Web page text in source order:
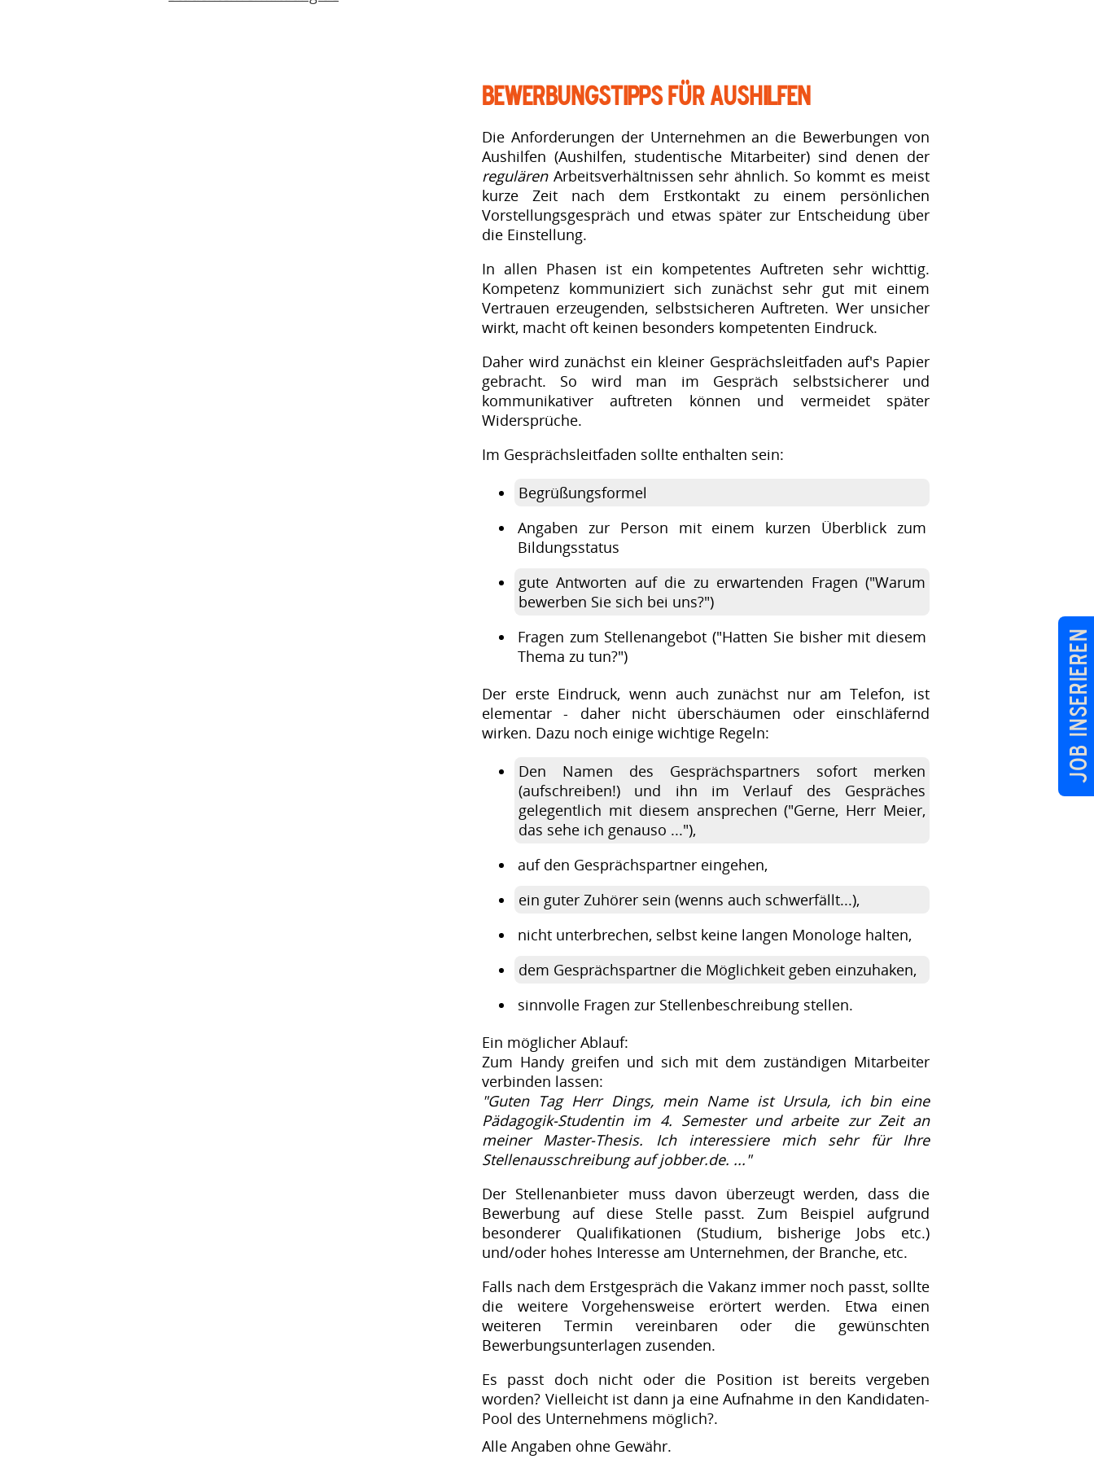
Job inserieren
Bewerbungstipps für Aushilfen
Die Anforderungen der Unternehmen an die Bewerbungen von
Aushilfen (Aushilfen, studentische Mitarbeiter) sind denen der
regulärenArbeitsverhältnissen sehr ähnlich. So kommt es meist
kurze Zeit nach dem Erstkontakt zu einem persönlichen
Vorstellungsgespräch und etwas später zur Entscheidung über
die Einstellung.
In allen Phasen ist ein kompetentes Auftreten sehr wichttig.
Kompetenz kommuniziert sich zunächst sehr gut mit einem
Vertrauen erzeugenden, selbstsicheren Auftreten. Wer unsicher
wirkt, macht oft keinen besonders kompetenten Eindruck.
Daher wird zunächst ein kleiner Gesprächsleitfaden auf's Papier
gebracht. So wird man im Gespräch selbstsicherer und
kommunikativer auftreten können und vermeidet später
Widersprüche.
Im Gesprächsleitfaden sollte enthalten sein:
Begrüßungsformel
Angaben zur Person mit einem kurzen Überblick zum
Bildungsstatus
gute Antworten auf die zu erwartenden Fragen ("Warum
bewerben Sie sich bei uns?")
Fragen zum Stellenangebot ("Hatten Sie bisher mit diesem
Thema zu tun?")
Der erste Eindruck, wenn auch zunächst nur am Telefon, ist
elementar - daher nicht überschäumen oder einschläfernd
wirken. Dazu noch einige wichtige Regeln:
Den Namen des Gesprächspartners sofort merken
(aufschreiben!) und ihn im Verlauf des Gespräches
gelegentlich mit diesem ansprechen ("Gerne, Herr Meier,
das sehe ich genauso ..."),
auf den Gesprächspartner eingehen,
ein guter Zuhörer sein (wenns auch schwerfällt...),
nicht unterbrechen, selbst keine langen Monologe halten,
dem Gesprächspartner die Möglichkeit geben einzuhaken,
sinnvolle Fragen zur Stellenbeschreibung stellen.
Ein möglicher Ablauf:
Zum Handy greifen und sich mit dem zuständigen Mitarbeiter
verbinden lassen:
"Guten Tag Herr Dings, mein Name ist Ursula, ich bin eine
Pädagogik-Studentin im 4. Semester und arbeite zur Zeit an
meiner Master-Thesis. Ich interessiere mich sehr für Ihre
Stellenausschreibung auf jobber.de. ..."
Der Stellenanbieter muss davon überzeugt werden, dass die
Bewerbung auf diese Stelle passt. Zum Beispiel aufgrund
besonderer Qualifikationen (Studium, bisherige Jobs etc.)
und/oder hohes Interesse am Unternehmen, der Branche, etc.
Falls nach dem Erstgespräch die Vakanz immer noch passt, sollte
die weitere Vorgehensweise erörtert werden. Etwa einen
weiteren Termin vereinbaren oder die gewünschten
Bewerbungsunterlagen zusenden.
Es passt doch nicht oder die Position ist bereits vergeben
worden? Vielleicht ist dann ja eine Aufnahme in den Kandidaten-
Pool des Unternehmens möglich?.
Alle Angaben ohne Gewähr.